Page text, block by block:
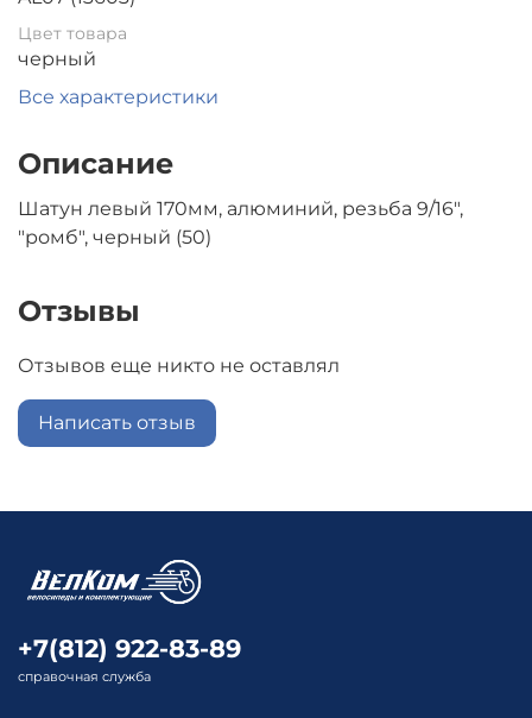
Цвет товара
черный
Все характеристики
Описание
Шатун левый 170мм, алюминий, резьба 9/16",
"ромб", черный (50)
Отзывы
Отзывов еще никто не оставлял
Написать отзыв
+7(812) 922-83-89
справочная служба